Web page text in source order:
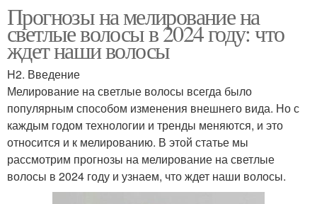
Прогнозы на мелирование на
светлые волосы в 2024 году: что
ждет наши волосы
H2. Введение
Мелирование на светлые волосы всегда было
популярным способом изменения внешнего вида. Но с
каждым годом технологии и тренды меняются, и это
относится и к мелированию. В этой статье мы
рассмотрим прогнозы на мелирование на светлые
волосы в 2024 году и узнаем, что ждет наши волосы.